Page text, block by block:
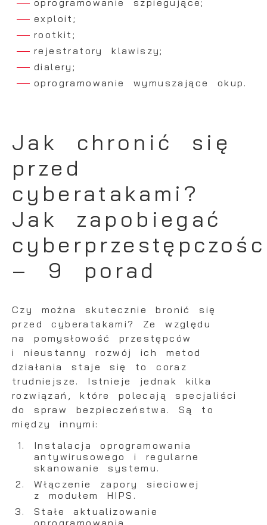
oprogramowanie szpiegujące;
exploit;
rootkit;
rejestratory klawiszy;
dialery;
oprogramowanie wymuszające okup.
Jak chronić się
przed
cyberatakami?
Jak zapobiegać
– 9 porad
Czy można skutecznie bronić się
przedcyberatakami ? Ze względu
na pomysłowość przestępców
i nieustanny rozwój ich metod
działania staje się to coraz
trudniejsze. Istnieje jednak kilka
rozwiązań, które polecają specjaliści
do spraw bezpieczeństwa. Są to
między innymi:
Instalacja oprogramowania
antywirusowego i regularne
skanowanie systemu.
Włączenie zapory sieciowej
z modułem HIPS.
Stałe aktualizowanie